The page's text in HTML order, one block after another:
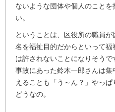
ないような団体や個人のこと
い。
ということは、区役所の職員
名を福祉目的だからといって
は許されないことになりそう
事故にあった鈴木一郎さんは
えることも「う～ん？」やっぱ
どうなの。